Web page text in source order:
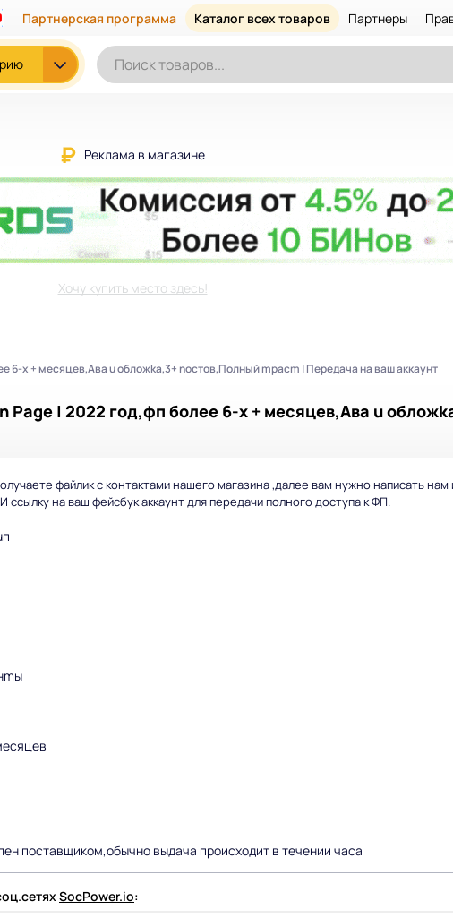
Партнерская программа Каталог всех товаров Партнеры
Реклама в магазине
Хочу купить место здесь!
x + мecяцeв,Авa u oбложkа,3+ nоcтoв,Полный mpacm | Передача на ваш аккаунт
| 2022 гoд,фп бoлee 6-x + мecяцeв,Авa u
файлик с контактами нашего магазина ,далее вам нужно написать нам
ссылку на ваш фейсбук аккаунт для передачи полного доступа к ФП.
поставщиком,обычно выдача происходит в течении часа
SocPower.io: